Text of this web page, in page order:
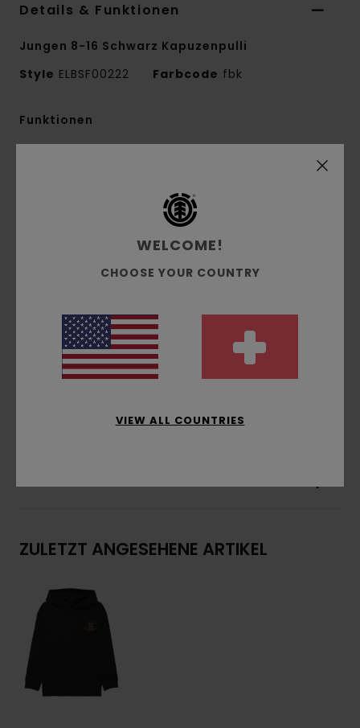
Details & Funktionen
Jungen 8-16 Schwarz Kapuzenpulli
Style ELBSF00222 Farbcode fbk
Funktionen
Recycling-Baumwolle
Baumwollmischgewebe
French-Terry-Stoff [320 g/m2]
klassischer, komfortabler Regular
Kapuze:Single-Jersey-Futter an der Kapuze
Wasserbasierter Druck
Druck:Brust- und Rückendruck
30 % recycelte Baumwolle
Versand & Rückversand
ZULETZT ANGESEHENE ARTIKEL
WELCOME!
CHOOSE YOUR COUNTRY
VIEW ALL COUNTRIES